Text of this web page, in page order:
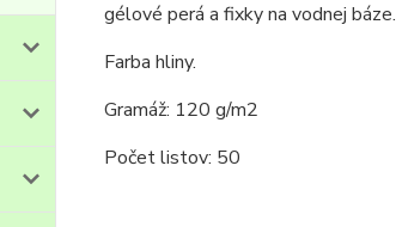
gélové perá a fixky na vodnej báze.
Farba hliny.
Gramáž: 120 g/m2
Počet listov: 50